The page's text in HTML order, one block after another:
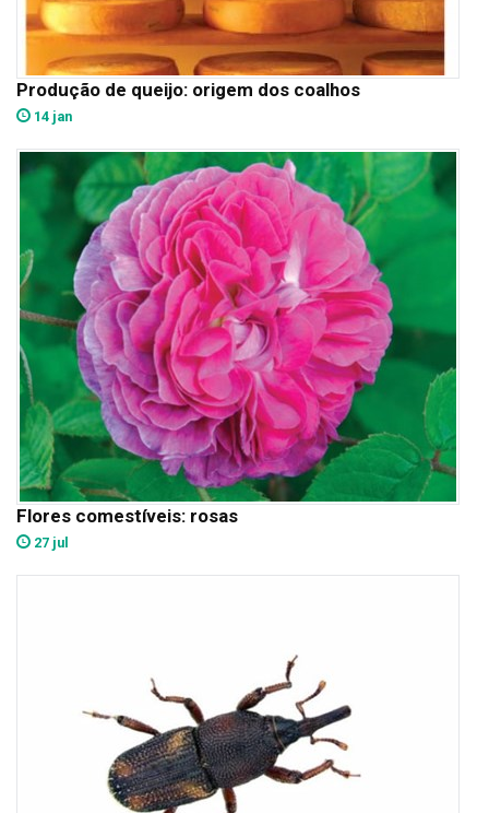
Produção de queijo: origem dos coalhos
14 jan
Flores comestíveis: rosas
27 jul